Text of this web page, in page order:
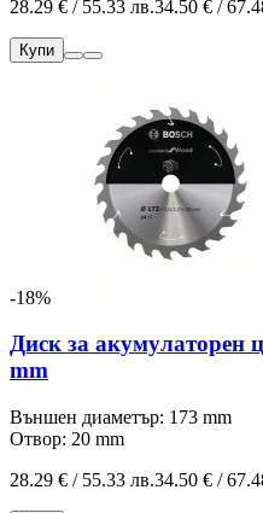
28.29 € / 55.33 лв.34.50 € /
Купи
-18%
Диск за акумулаторен
mm
Външен диаметър: 173 mm
Отвор: 20 mm
28.29 € / 55.33 лв.34.50 € /